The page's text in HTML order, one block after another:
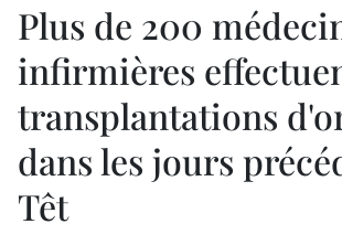
Plus de 200
infirmières
transplantations
dans les jours
Têt